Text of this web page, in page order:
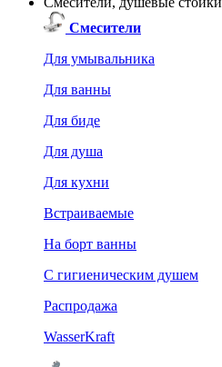
Смесители
Для умывальника
Для ванны
Для биде
Для душа
Для кухни
Встраиваемые
На борт ванны
C гигиеническим душем
Распродажа
WasserKraft